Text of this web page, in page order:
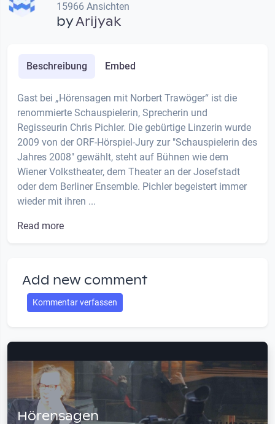
15966 Ansichten
byArijyak
Beschreibung Embed
Gast bei „Hörensagen mit Norbert Trawöger“ ist die
renommierte Schauspielerin, Sprecherin und
Regisseurin Chris Pichler. Die gebürtige Linzerin wurde
2009 von der ORF-Hörspiel-Jury zur "Schauspielerin des
Jahres 2008" gewählt, steht auf Bühnen wie dem
Wiener Volkstheater, dem Theater an der Josefstadt
oder dem Berliner Ensemble. Pichler begeistert immer
wieder mit ihren ...
Read more
Add new comment
Kommentar verfassen
Hörensagen